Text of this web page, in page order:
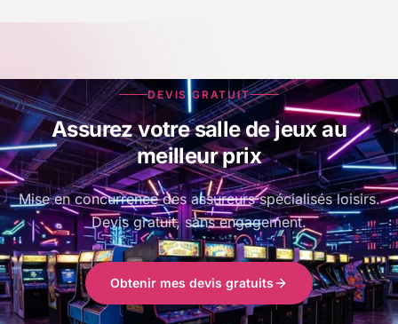
DEVIS GRATUIT
Assurez votre salle de jeux au
meilleur prix
Mise en concurrence des assureurs spécialisés loisirs.
Devis gratuit, sans engagement.
Obtenir mes devis gratuits